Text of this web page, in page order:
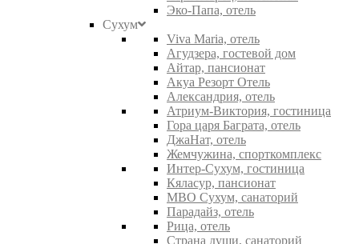
Эко-Папа, отель
Сухум
Viva Maria, отель
Агудзера, гостевой дом
Айтар, пансионат
Акуа Резорт Отель
Александрия, отель
Атриум-Виктория, гостиница
Гора царя Баграта, отель
ДжаНат, отель
Жемчужина, спорткомплекс
Интер-Сухум, гостиница
Кяласур, пансионат
МВО Сухум, санаторий
Парадайз, отель
Рица, отель
Страна души, санаторий